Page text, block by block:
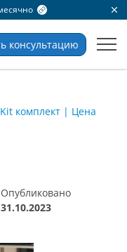
консультацию
комплект | Цена
Опубликовано
31.10.2023